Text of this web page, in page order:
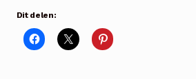
met
open
top
Dit delen: